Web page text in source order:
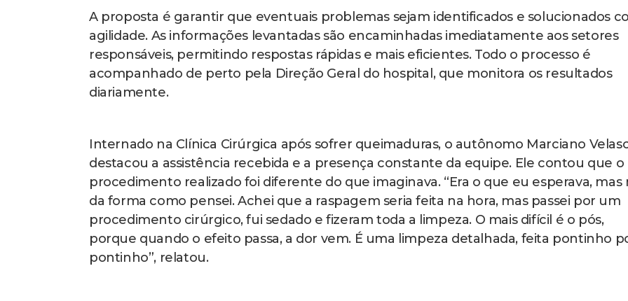
A proposta é garantir que eventuais problemas sejam identificados e solucionados
agilidade. As informações levantadas são encaminhadas imediatamente aos setores
responsáveis, permitindo respostas rápidas e mais eficientes. Todo o processo é
acompanhado de perto pela Direção Geral do hospital, que monitora os resultados
diariamente.
Internado na Clínica Cirúrgica após sofrer queimaduras, o autônomo Marciano
destacou a assistência recebida e a presença constante da equipe. Ele contou que o
procedimento realizado foi diferente do que imaginava. “Era o que eu esperava, mas
da forma como pensei. Achei que a raspagem seria feita na hora, mas passei por um
procedimento cirúrgico, fui sedado e fizeram toda a limpeza. O mais difícil é o pós,
porque quando o efeito passa, a dor vem. É uma limpeza detalhada, feita pontinho
pontinho”, relatou.